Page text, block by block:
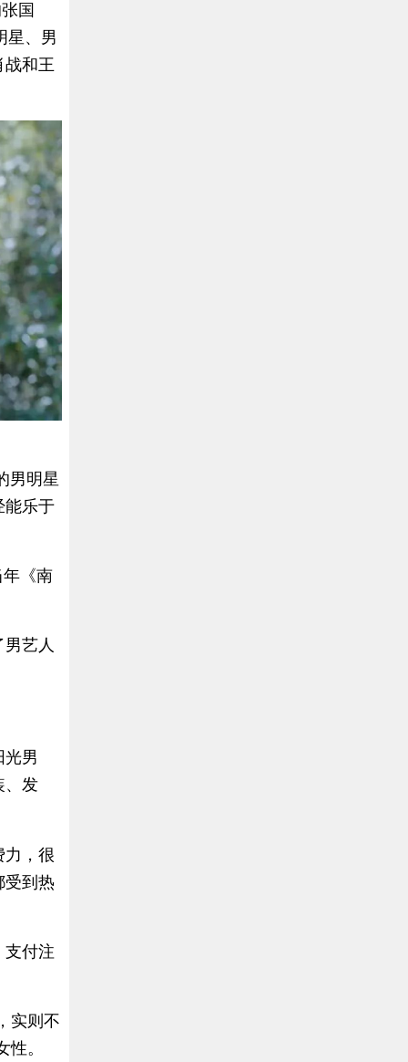
国
星、男
战和王
男明星
能乐于
年《南
艺人
光男
、发
力，很
受到热
支付注
实则不
。